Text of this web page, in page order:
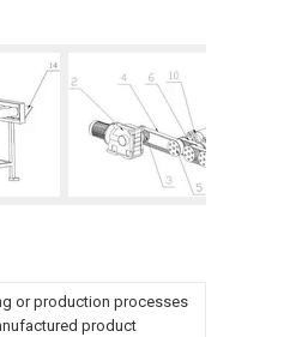
or production processes
product